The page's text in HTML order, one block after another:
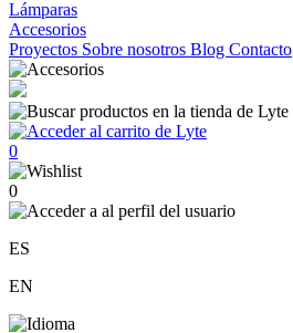
Lámparas
Accesorios
Proyectos Sobre nosotros Blog Contacto
0
0
ES
EN